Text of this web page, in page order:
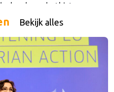
schatkist.
Bekijk alles